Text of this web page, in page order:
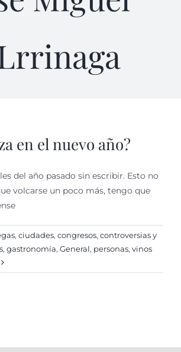
en el nuevo año?
del año pasado sin escribir. Esto no
volcarse un poco más, tengo que
, ciudades, congresos, controversias y
, gastronomí­a, General, personas, vinos